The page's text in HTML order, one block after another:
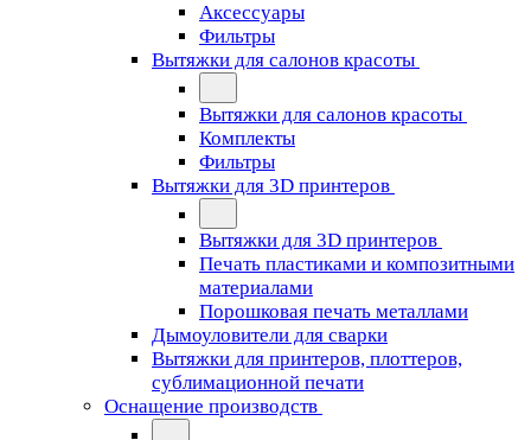
Аксессуары
Фильтры
Вытяжки для салонов красоты
Вытяжки для салонов красоты
Комплекты
Фильтры
Вытяжки для 3D принтеров
Вытяжки для 3D принтеров
Печать пластиками и композитными
материалами
Порошковая печать металлами
Дымоуловители для сварки
Вытяжки для принтеров, плоттеров,
сублимационной печати
Оснащение производств